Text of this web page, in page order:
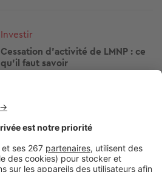
Investir
Cessation d’activité de LMNP : ce
qu'il faut savoir
Dispositif Jeanbrun : pourquoi
vous ne pourrez pas louer à votre
enfant